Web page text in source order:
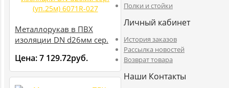
Металлорукав в ПВХ
изоляции DN d26мм сер.
Цена:7 129.72руб.
Полки и стойки
Личный кабинет
История заказов
Рассылка новостей
Возврат товара
Наши Контакты